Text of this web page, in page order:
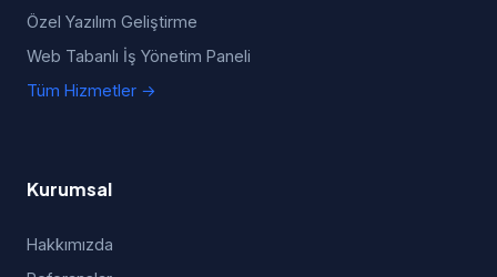
Özel Yazılım Geliştirme
Web Tabanlı İş Yönetim Paneli
Tüm Hizmetler →
Kurumsal
Hakkımızda